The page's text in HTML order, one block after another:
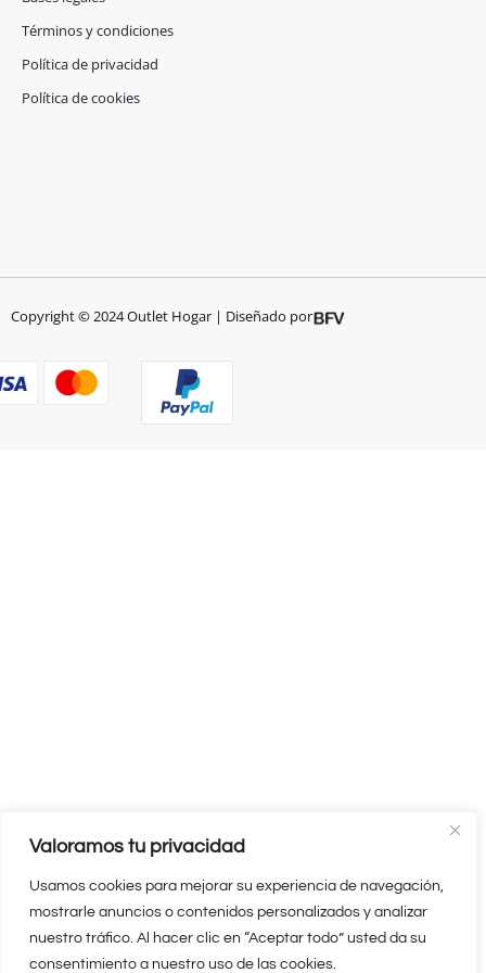
Valoramos tu privacidad
Usamos cookies para mejorar su experiencia de navegación,
mostrarle anuncios o contenidos personalizados y analizar
nuestro tráfico. Al hacer clic en “Aceptar todo” usted da su
consentimiento a nuestro uso de las cookies.
Términos y condiciones
Política de privacidad
Política de cookies
Copyright © 2024 Outlet Hogar | Diseñado por